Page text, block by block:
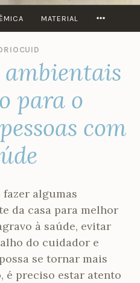
MATERIAL
ambientais
para o
com
algumas
da casa para melhor
à saúde, evitar
do cuidador e
se tornar mais
é preciso estar atento